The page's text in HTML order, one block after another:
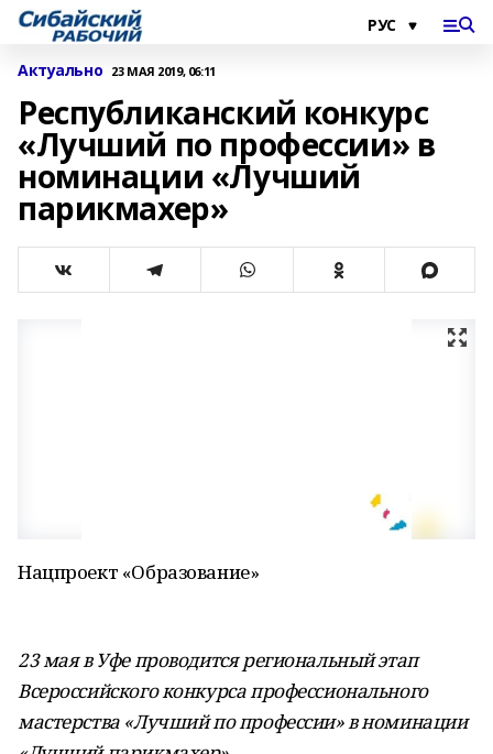
Актуально 23 МАЯ 2019, 06:11
Республиканский конкурс
«Лучший по профессии» в
номинации «Лучший
парикмахер»
Нацпроект «Образование»
23 мая в Уфе проводится региональный этап
Всероссийского конкурса профессионального
мастерства «Лучший по профессии» в номинации